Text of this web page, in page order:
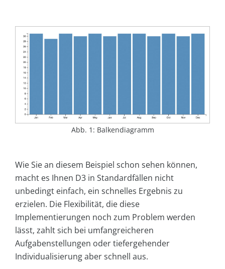
Abb. 1: Balkendiagramm
Wie Sie an diesem Beispiel schon sehen können,
macht es Ihnen D3 in Standardfällen nicht
unbedingt einfach, ein schnelles Ergebnis zu
erzielen. Die Flexibilität, die diese
Implementierungen noch zum Problem werden
lässt, zahlt sich bei umfangreicheren
Aufgabenstellungen oder tiefergehender
Individualisierung aber schnell aus.